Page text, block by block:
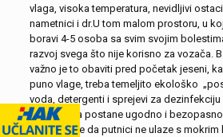
vlaga, visoka temperatura, nevidljivi
nametnici i dr.U tom malom prostoru, u
boravi 4-5 osoba sa svim svojim
razvoj svega što nije korisno za vozača.
važno je to obaviti pred početak jeseni,
puno vlage, treba temeljito ekološko
voda, detergenti i sprejevi za
automobila postane ugodno i
se pobrinite da putnici ne ulaze s mokrim